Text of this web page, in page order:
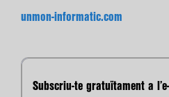
unmon-informatic.com
Subscriu-te gratuïtament a